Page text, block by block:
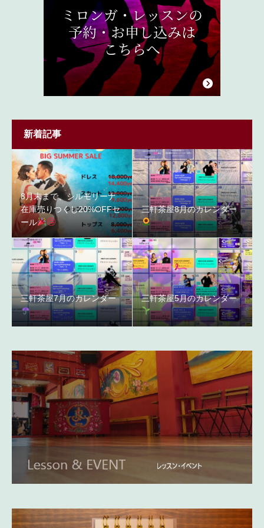
新着記事
8月末まで、シルモリーナ
在庫売りつくし20%OFFセ
ール
三軒茶屋8月のカレンダー
三軒茶屋7月のカレンダー 三軒茶屋5月のカレンダー